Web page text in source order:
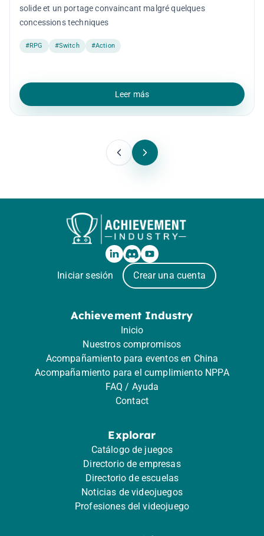
solide et un portage convaincant malgré quelques
concessions techniques
#RPG #Switch #Action
Leer más
Iniciar sesión Crear una cuenta
Achievement Industry
Inicio
Nuestros compromisos
Acompañamiento para eventos en China
Acompañamiento para el cumplimiento NPPA
FAQ / Ayuda
Contact
Explorar
Catálogo de juegos
Directorio de empresas
Directorio de escuelas
Noticias de videojuegos
Profesiones del videojuego